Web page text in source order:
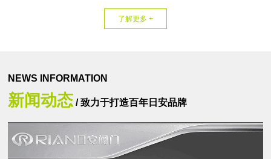
了解更多 +
NEWS INFORMATION
新闻动态 / 致力于打造百年日安品牌